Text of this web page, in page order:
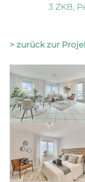
3 ZKB,
> zurück zur